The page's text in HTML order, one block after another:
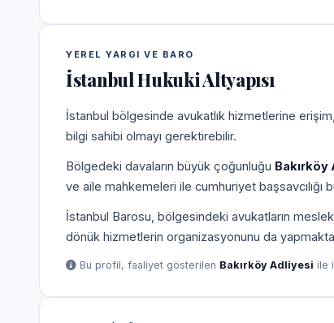
YEREL YARGI VE BARO
İstanbul Hukuki Altyapısı
İstanbul bölgesinde avukatlık hizmetlerine
bilgi sahibi olmayı gerektirebilir.
Bölgedeki davaların büyük çoğunluğu
ve aile mahkemeleri ile cumhuriyet başsavcılığı
İstanbul Barosu, bölgesindeki avukatların mesleki
dönük hizmetlerin organizasyonunu da
Bu profil, faaliyet gösterilen Bakırköy Adliyesi ile